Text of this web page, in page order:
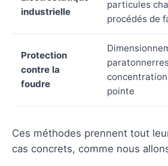
industrielle
particules
procédés de
Protection
contre la
foudre
pointe
Ces méthodes prennent tout
cas concrets, comme nous